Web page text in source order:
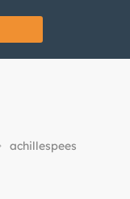
achillespees